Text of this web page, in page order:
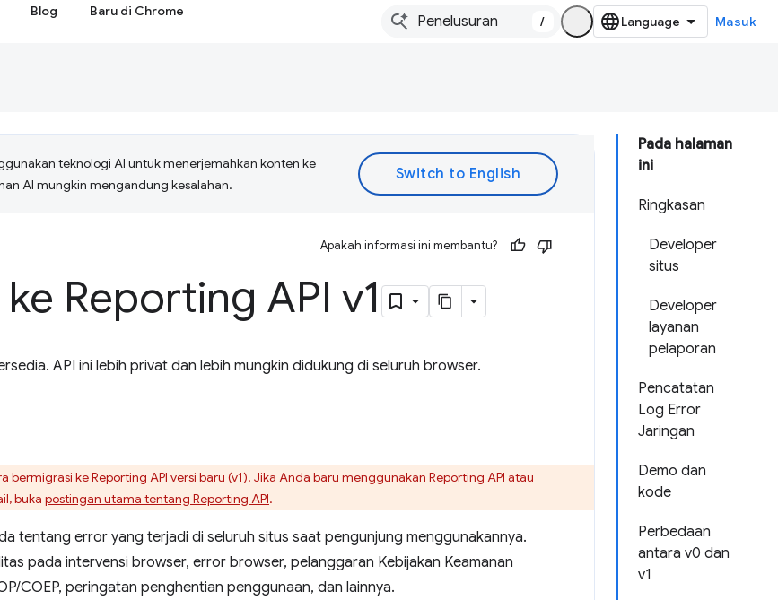
Blog Baru di Chrome
/ Masuk
Pada halaman
ini
Ringkasan
Developer
situs
Developer
layanan
pelaporan
Pencatatan
Log Error
Jaringan
Demo dan
kode
Perbedaan
antara v0 dan
v1
teknologi AI untuk menerjemahkan konten ke
AI mungkin mengandung kesalahan.
Apakah informasi ini membantu?
Reporting API v1
API ini lebih privat dan lebih mungkin didukung di seluruh browser.
bermigrasi ke Reporting API versi baru (v1). Jika Anda baru menggunakan Reporting API atau
buka postingan utama tentang Reporting API.
tentang error yang terjadi di seluruh situs saat pengunjung menggunakannya.
pada intervensi browser, error browser, pelanggaran Kebijakan Keamanan
COEP, peringatan penghentian penggunaan, dan lainnya.